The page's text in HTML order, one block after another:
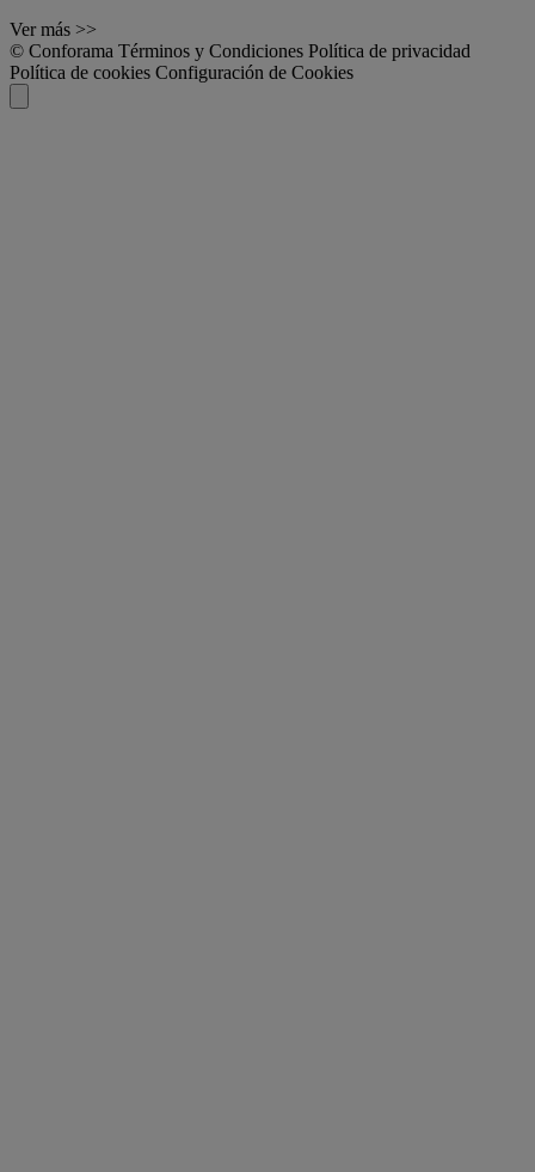
Ver más >>
© Conforama Términos y Condiciones Política de privacidad
Política de cookies Configuración de Cookies